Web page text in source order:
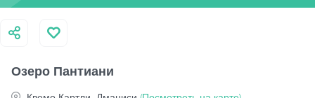
Развлечения
Гиды
Озеро Пантиани